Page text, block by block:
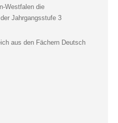
Westfalen die
Jahrgangsstufe 3
aus den Fächern Deutsch